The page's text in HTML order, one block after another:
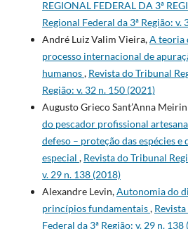
REGIONAL FEDERAL DA 3ª
Regional Federal da 3ª Região: v.
André Luiz Valim Vieira,A teoria
processo internacional de
humanos, Revista do Tribunal
Região: v. 32 n. 150 (2021)
Augusto Grieco Sant’Anna
do pescador profissional
defeso – proteção das espécies e
especial , Revista do Tribunal
v. 29 n. 138 (2018)
Alexandre Levin,Autonomia do
princípios fundamentais,
Federal da 3ª Região: v. 29 n. 138